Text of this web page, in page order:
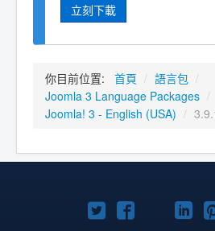
立刻下載
你目前位置: 首頁 / 語言包 /
Joomla 3 Language Packages /
Joomla! 3 - English (USA) /
TwitterFacebook